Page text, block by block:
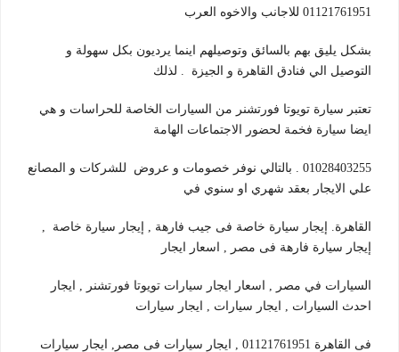
01121761951 للاجانب والاخوه العرب
بشكل يليق بهم بالسائق وتوصيلهم اينما يرديون بكل سهولة و
التوصيل الي فنادق القاهرة و الجيزة . لذلك
تعتبر سيارة تويوتا فورتشنر من السيارات الخاصة للحراسات و هي
ايضا سيارة فخمة لحضور الاجتماعات الهامة
01028403255 . بالتالي نوفر خصومات و عروض للشركات و المصانع
علي الايجار بعقد شهري او سنوي في
القاهرة. إيجار سيارة خاصة فى جيب فارهة , إيجار سيارة خاصة ,
إيجار سيارة فارهة فى مصر , اسعار ايجار
السيارات في مصر , اسعار ايجار سيارات تويوتا فورتشنر , ايجار
احدث السيارات , ايجار سيارات , ايجار سيارات
فى القاهرة 01121761951 , ايجار سيارات فى مصر, ايجار سيارات